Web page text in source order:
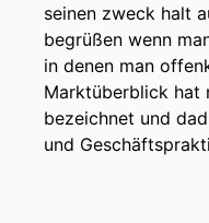
seinen zweck halt
begrüßen wenn
in denen man
Marktüberblick hat
bezeichnet und
und